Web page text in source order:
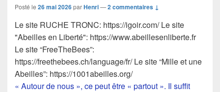
Posté le 26 mai 2026parHenri—2 commentaires ↓
Le site RUCHE TRONC: https://igoir.com/ Le site
"Abeilles en Liberté": https://www.abeillesenliberte.fr
Le site “FreeTheBees”:
https://freethebees.ch/language/fr/ Le site “Mille et une
Abeilles”: https://1001abeilles.org/
« Autour de nous », ce peut être « partout ». Il suffit